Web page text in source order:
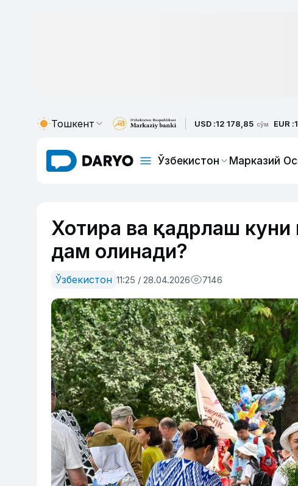
Тошкент USD :12 178,85 сўм EUR :
Ўзбекистон Марказий
Хотира ва қадрлаш куни
дам олинади?
Ўзбекистон 11:25 / 28.04.2026 7146